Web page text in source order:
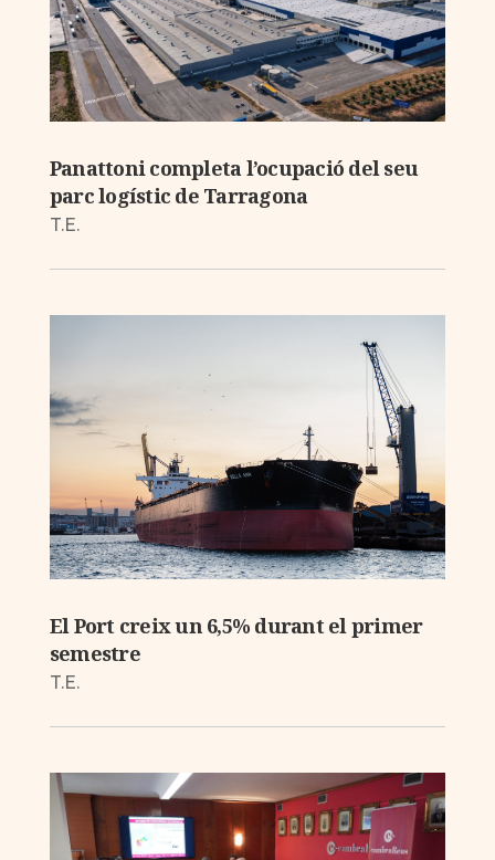
Panattoni completa l’ocupació del seu
parc logístic de Tarragona
T.E.
El Port creix un 6,5% durant el primer
semestre
T.E.